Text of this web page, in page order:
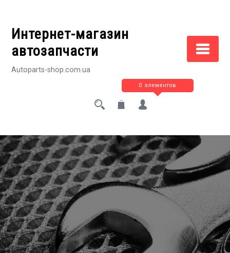
содержимому
Интернет-магазин
автозапчасти
Autoparts-shop.com.ua
0 элементов